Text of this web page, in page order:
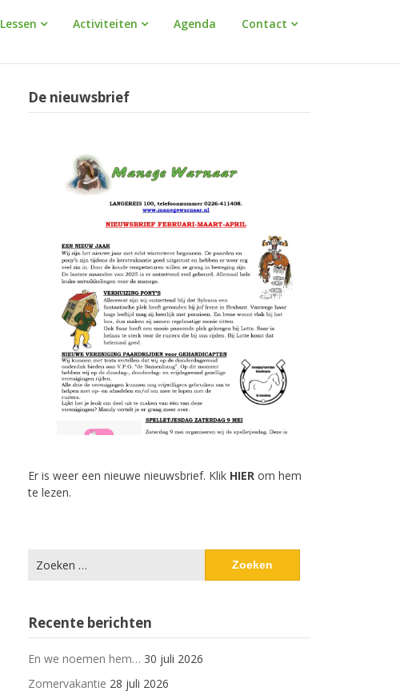
Lessen Activiteiten Agenda Contact
De nieuwsbrief
Er is weer een nieuwe nieuwsbrief. Klik HIER om hem
te lezen.
naar:
Recente berichten
En we noemen hem… 30 juli 2026
Zomervakantie 28 juli 2026